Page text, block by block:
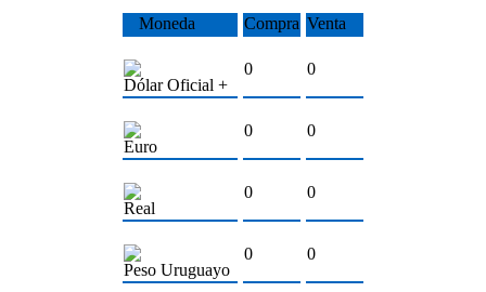
Moneda Compra Venta
Dólar Oficial +
0 0
Euro
0 0
Real
0 0
Peso Uruguayo
0 0